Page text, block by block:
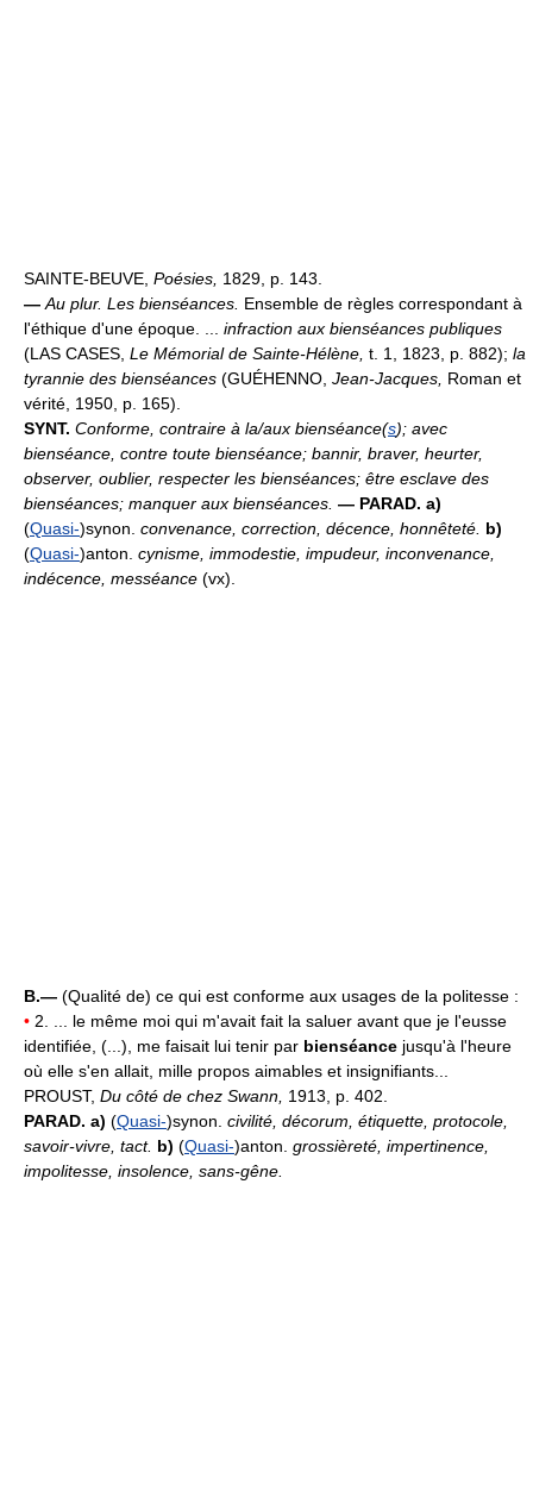
SAINTE-BEUVE, Poésies, 1829, p. 143.
— Au plur. Les bienséances. Ensemble de règles correspondant à
l'éthique d'une époque. ... infraction aux bienséances publiques
(LAS CASES, Le Mémorial de Sainte-Hélène, t. 1, 1823, p. 882); la
tyrannie des bienséances (GUÉHENNO, Jean-Jacques, Roman et
vérité, 1950, p. 165).
SYNT. Conforme, contraire à la/aux bienséance(s); avec
bienséance, contre toute bienséance; bannir, braver, heurter,
observer, oublier, respecter les bienséances; être esclave des
bienséances; manquer aux bienséances. — PARAD. a)
(Quasi-)synon. convenance, correction, décence, honnêteté. b)
(Quasi-)anton. cynisme, immodestie, impudeur, inconvenance,
indécence, messéance (vx).
B.— (Qualité de) ce qui est conforme aux usages de la politesse :
• 2. ... le même moi qui m'avait fait la saluer avant que je l'eusse
identifiée, (...), me faisait lui tenir par bienséance jusqu'à l'heure
où elle s'en allait, mille propos aimables et insignifiants...
PROUST, Du côté de chez Swann, 1913, p. 402.
PARAD. a) (Quasi-)synon. civilité, décorum, étiquette, protocole,
savoir-vivre, tact. b) (Quasi-)anton. grossièreté, impertinence,
impolitesse, insolence, sans-gêne.